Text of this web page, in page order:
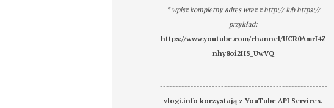
* wpisz kompletny adres wraz z http:// lub https://
przykład:
https://www.youtube.com/channel/UCR0AmrI4Z
nhy8oi2HS_UwVQ
-------------------------------------------------------
vlogi.info korzystają z YouTube API Services.